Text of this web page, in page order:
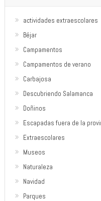
actividades extraescolares
Béjar
Campamentos
Campamentos de verano
Carbajosa
Descubriendo Salamanca
Doñinos
Escapadas fuera de la
Extraescolares
Museos
Naturaleza
Navidad
Parques